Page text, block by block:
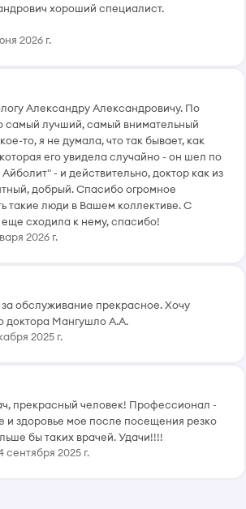
хороший специалист.
2026 г.
Александру Александровичу. По
самый лучший, самый внимательный
то, я не думала, что так бывает, как
его увидела случайно - он шел по
- и действительно, доктор как из
добрый. Спасибо огромное
такие люди в Вашем коллективе. С
сходила к нему, спасибо!
2026 г.
обслуживание прекрасное. Хочу
доктора Мангушло А.А.
2025 г.
прекрасный человек! Профессионал -
и здоровье мое после посещения резко
бы таких врачей. Удачи!!!!
сентября 2025 г.